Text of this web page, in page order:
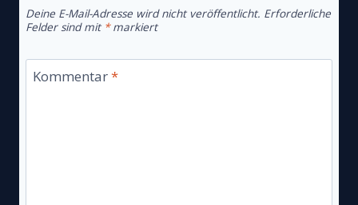
Deine E-Mail-Adresse wird nicht veröffentlicht. Erforderliche
Felder sind mit *markiert
Kommentar*